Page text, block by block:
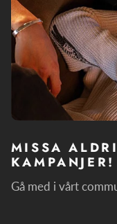
MISSA
KAMPANJER!
Gå med i vårt